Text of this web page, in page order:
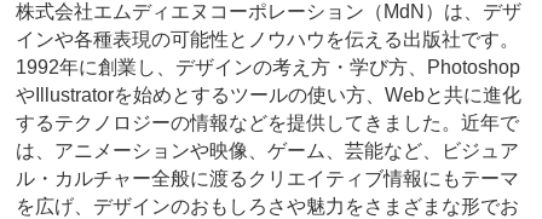
株式会社エムディエヌコーポレーション（MdN）は、デザ
インや各種表現の可能性とノウハウを伝える出版社です。
1992年に創業し、デザインの考え方・学び方、Photoshop
やIllustratorを始めとするツールの使い方、Webと共に進化
するテクノロジーの情報などを提供してきました。近年で
は、アニメーションや映像、ゲーム、芸能など、ビジュア
ル・カルチャー全般に渡るクリエイティブ情報にもテーマ
を広げ、デザインのおもしろさや魅力をさまざまな形でお